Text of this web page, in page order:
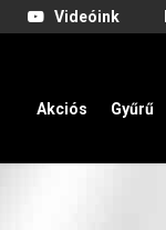
Videóink
Akciós Gyűrű